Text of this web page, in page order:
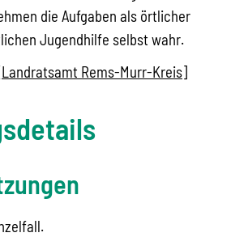
die Aufgaben als örtlicher
Jugendhilfe selbst wahr.
Rems-Murr-Kreis]